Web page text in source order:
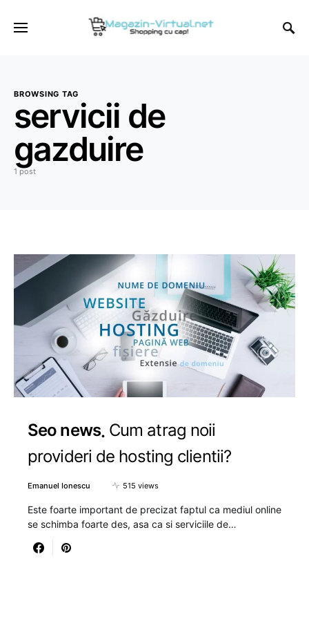
BROWSING TAG
servicii de
gazduire
1 post
Seo news Cum atrag noii
provideri de hosting clientii?
Emanuel Ionescu 515 views
Este foarte important de precizat faptul ca mediul online
se schimba foarte des, asa ca si serviciile de…